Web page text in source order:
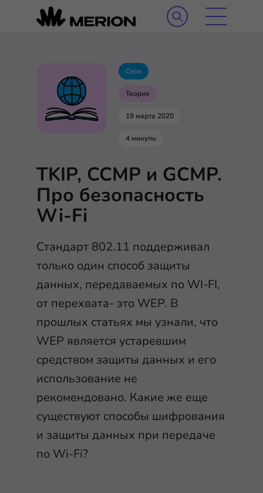
Сети
Теория
19 марта 2020
4 минуты
TKIP, CCMP и GCMP.
Про безопасность
Wi-Fi
Стандарт 802.11 поддерживал
только один способ защиты
данных, передаваемых по WI-FI,
от перехвата- это WEP. В
прошлых статьях мы узнали, что
WEP является устаревшим
средством защиты данных и его
использование не
рекомендовано. Какие же еще
существуют способы шифрования
и защиты данных при передаче
по Wi-Fi?